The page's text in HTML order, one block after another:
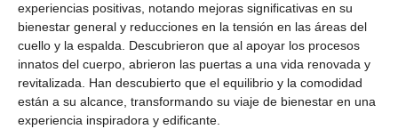
experiencias positivas, notando mejoras significativas en su
bienestar general y reducciones en la tensión en las áreas del
cuello y la espalda. Descubrieron que al apoyar los procesos
innatos del cuerpo, abrieron las puertas a una vida renovada y
revitalizada. Han descubierto que el equilibrio y la comodidad
están a su alcance, transformando su viaje de bienestar en una
experiencia inspiradora y edificante.